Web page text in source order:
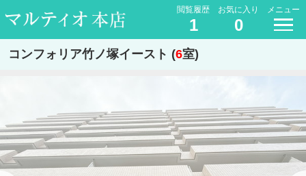
閲覧履歴
1
お気に入り
0
メニュー
コンフォリア竹ノ塚イースト (6室)